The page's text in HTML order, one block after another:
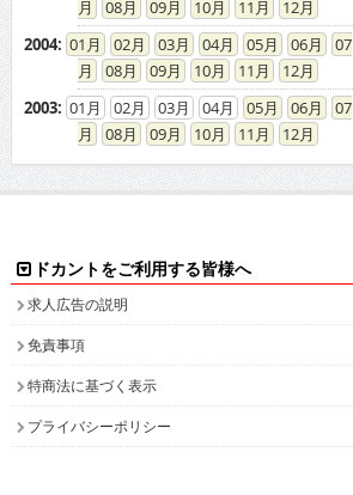
08
09 10 11
12
2004: 01 02 03 04 05 06
07
08
09 10 11
12
2003: 01 02 03 04 05 06
07
08
09 10 11 12
ドカントをご利用する皆様へ
求人広告の説明
免責事項
特商法に基づく表示
プライバシーポリシー